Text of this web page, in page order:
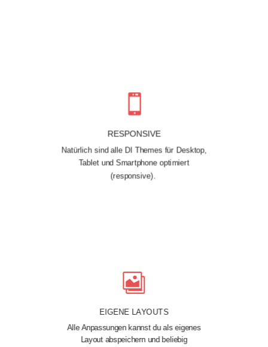

RESPONSIVE
Natürlich sind alle DI Themes für Desktop,
Tablet und Smartphone optimiert
(responsive).

EIGENE LAYOUTS
Alle Anpassungen kannst du als eigenes
Layout abspeichern und beliebig